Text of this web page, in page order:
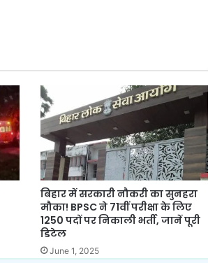
बिहार में सरकारी नौकरी का सुनहरा
मौका! BPSC ने 71वीं परीक्षा के लिए
1250 पदों पर निकाली भर्ती, जानें पूरी
डिटेल
June 1, 2025